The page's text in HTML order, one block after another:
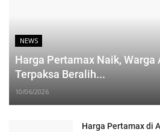
NEWS
Harga Pertamax Naik, Warga
Terpaksa Beralih...
10/06/2026
Harga Pertamax di